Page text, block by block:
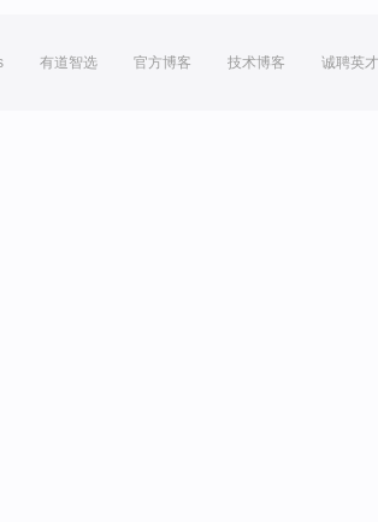
有道智选 官方博客 技术博客 诚聘英才